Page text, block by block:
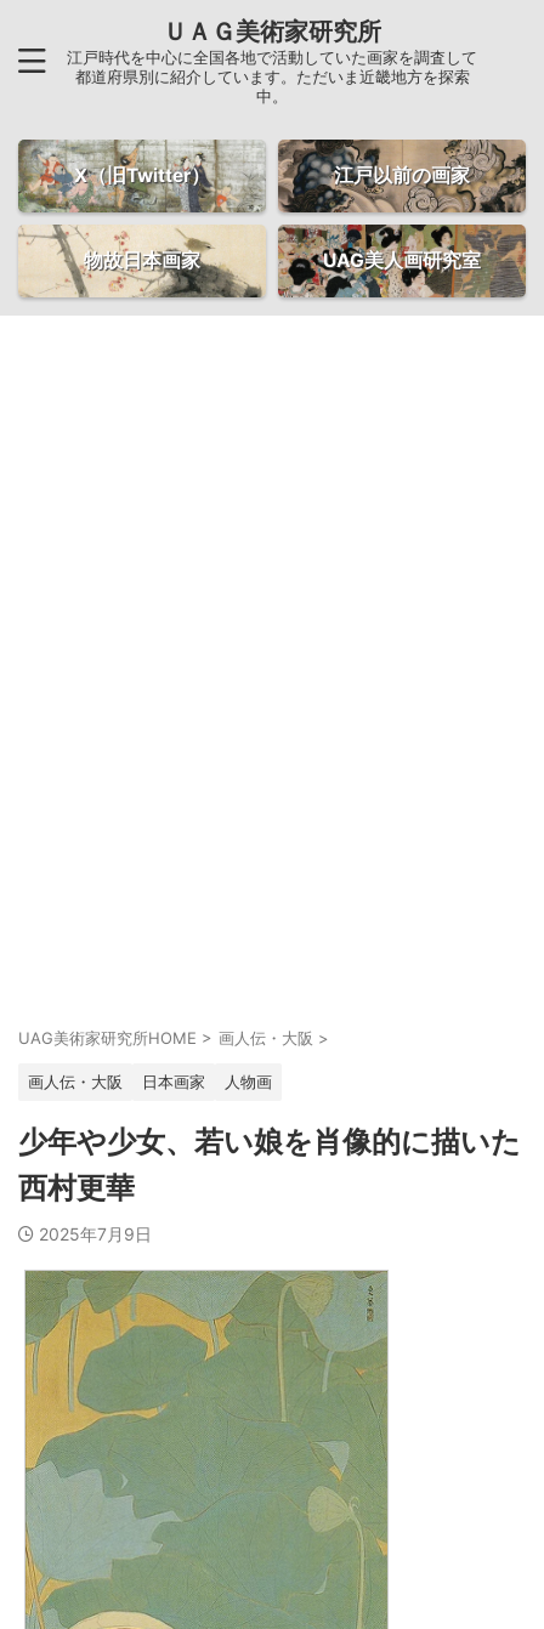
ＵＡＧ美術家研究所
江戸時代を中心に全国各地で活動していた画家を調査して
都道府県別に紹介しています。ただいま近畿地方を探索
中。
X（旧Twitter） 江戸以前の画家
物故日本画家 UAG美人画研究室
UAG美術家研究所HOME > 画人伝・大阪 >
画人伝・大阪 日本画家 人物画
少年や少女、若い娘を肖像的に描いた
西村更華
2025年7月9日